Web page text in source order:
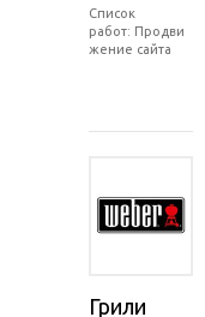
Список
работ: Продви
жение сайта
Грили